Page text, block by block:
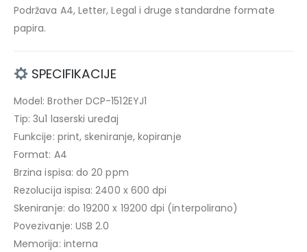
Podržava A4, Letter, Legal i druge standardne formate
papira.
SPECIFIKACIJE
Model: Brother DCP-1512EYJ1
Tip: 3u1 laserski uređaj
Funkcije: print, skeniranje, kopiranje
Format: A4
Brzina ispisa: do 20 ppm
Rezolucija ispisa: 2400 x 600 dpi
Skeniranje: do 19200 x 19200 dpi (interpolirano)
Povezivanje: USB 2.0
Memorija: interna